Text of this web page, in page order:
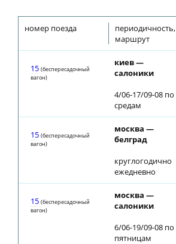
номер поезда
периодичность,
маршрут
15 (беспересадочный
вагон)
киев —
салоники
4/06-17/09-08 по
средам
15 (беспересадочный
вагон)
москва —
белград
круглогодично
ежедневно
15 (беспересадочный
вагон)
москва —
салоники
6/06-19/09-08 по
пятницам